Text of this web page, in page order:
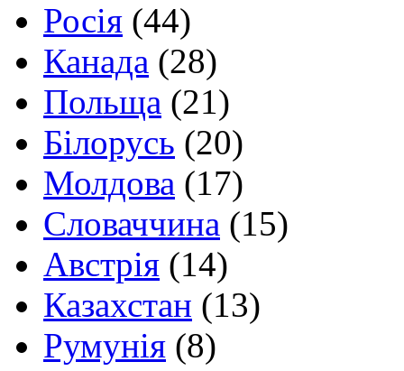
Росія (44)
Канада (28)
Польща (21)
Білорусь (20)
Молдова (17)
Словаччина (15)
Австрія (14)
Казахстан (13)
Румунія (8)